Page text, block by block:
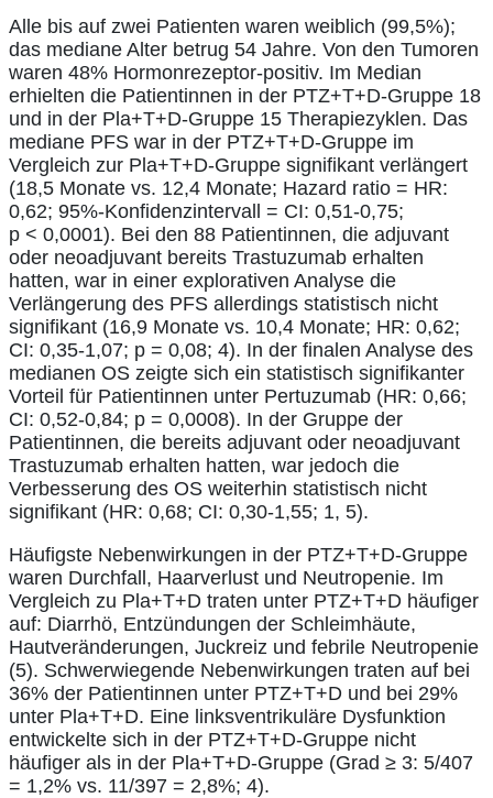
Alle bis auf zwei Patienten waren weiblich (99,5%);
das mediane Alter betrug 54 Jahre. Von den Tumoren
waren 48% Hormonrezeptor-positiv. Im Median
erhielten die Patientinnen in der PTZ+T+D-Gruppe 18
und in der Pla+T+D-Gruppe 15 Therapiezyklen. Das
mediane PFS war in der PTZ+T+D-Gruppe im
Vergleich zur Pla+T+D-Gruppe signifikant verlängert
(18,5 Monate vs. 12,4 Monate; Hazard ratio = HR:
0,62; 95%-Konfidenzintervall = CI: 0,51-0,75;
p < 0,0001). Bei den 88 Patientinnen, die adjuvant
oder neoadjuvant bereits Trastuzumab erhalten
hatten, war in einer explorativen Analyse die
Verlängerung des PFS allerdings statistisch nicht
signifikant (16,9 Monate vs. 10,4 Monate; HR: 0,62;
CI: 0,35-1,07; p = 0,08; 4). In der finalen Analyse des
medianen OS zeigte sich ein statistisch signifikanter
Vorteil für Patientinnen unter Pertuzumab (HR: 0,66;
CI: 0,52-0,84; p = 0,0008). In der Gruppe der
Patientinnen, die bereits adjuvant oder neoadjuvant
Trastuzumab erhalten hatten, war jedoch die
Verbesserung des OS weiterhin statistisch nicht
signifikant (HR: 0,68; CI: 0,30-1,55; 1, 5).
Häufigste Nebenwirkungen in der PTZ+T+D-Gruppe
waren Durchfall, Haarverlust und Neutropenie. Im
Vergleich zu Pla+T+D traten unter PTZ+T+D häufiger
auf: Diarrhö, Entzündungen der Schleimhäute,
Hautveränderungen, Juckreiz und febrile Neutropenie
(5). Schwerwiegende Nebenwirkungen traten auf bei
36% der Patientinnen unter PTZ+T+D und bei 29%
unter Pla+T+D. Eine linksventrikuläre Dysfunktion
entwickelte sich in der PTZ+T+D-Gruppe nicht
häufiger als in der Pla+T+D-Gruppe (Grad ≥ 3: 5/407
= 1,2% vs. 11/397 = 2,8%; 4).